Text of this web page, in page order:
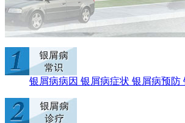
银屑病病因 银屑病症状 银屑病预防